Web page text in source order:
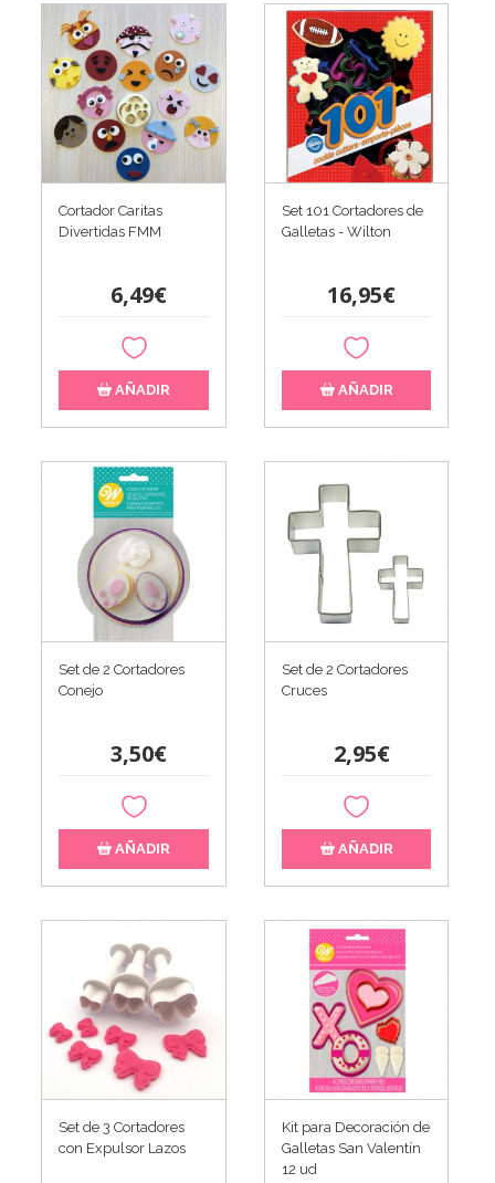
Cortador Caritas
Divertidas FMM
6,49€
AÑADIR
Set 101 Cortadores de
Galletas - Wilton
16,95€
AÑADIR
Set de 2 Cortadores
Conejo
3,50€
AÑADIR
Set de 2 Cortadores
Cruces
2,95€
AÑADIR
Set de 3 Cortadores
con Expulsor Lazos
Kit para Decoración de
Galletas San Valentín
12 ud